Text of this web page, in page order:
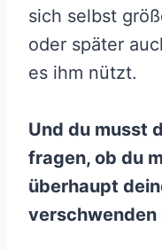
sich selbst
oder später
es ihm nützt.
Und du musst
fragen, ob du
überhaupt
verschwenden